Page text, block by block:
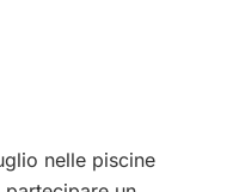
nelle piscine